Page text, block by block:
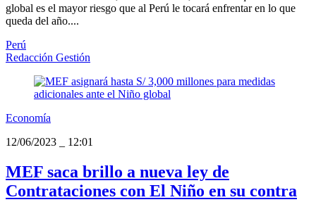
global es el mayor riesgo que al Perú le tocará enfrentar en lo que
queda del año....
Perú
Redacción Gestión
Economía
12/06/2023
12:01
MEF saca brillo a nueva ley de
Contrataciones con El Niño en su contra